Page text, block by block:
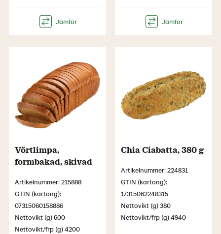
Vörtlimpa,
formbakad, skivad
Artikelnummer: 215888
GTIN (kartong):
07315060158886
Nettovikt (g) 600
Nettovikt/frp (g) 4200
Chia Ciabatta, 380 g
Artikelnummer: 224831
GTIN (kartong):
17315062248315
Nettovikt (g) 380
Nettovikt/frp (g) 4940